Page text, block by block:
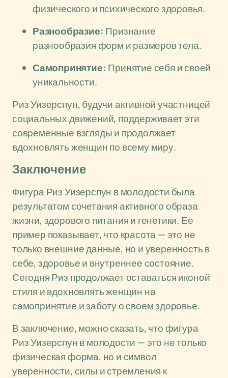
физического и психического здоровья.
Разнообразие: Признание
разнообразия форм и размеров тела.
Самопринятие: Принятие себя и своей
уникальности.
Риз Уизерспун, будучи активной участницей
социальных движений, поддерживает эти
современные взгляды и продолжает
вдохновлять женщин по всему миру.
Заключение
Фигура Риз Уизерспун в молодости была
результатом сочетания активного образа
жизни, здорового питания и генетики. Ее
пример показывает, что красота — это не
только внешние данные, но и уверенность в
себе, здоровье и внутреннее состояние.
Сегодня Риз продолжает оставаться иконой
стиля и вдохновлять женщин на
самопринятие и заботу о своем здоровье.
В заключение, можно сказать, что фигура
Риз Уизерспун в молодости — это не только
физическая форма, но и символ
уверенности, силы и стремления к